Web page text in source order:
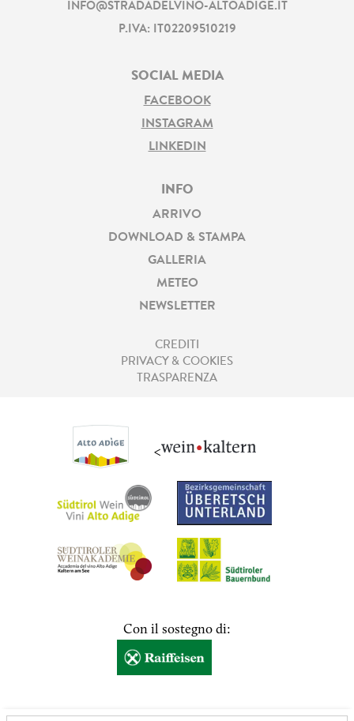
INFO@STRADADELVINO-ALTOADIGE.IT
P.IVA: IT02209510219
SOCIAL MEDIA
FACEBOOK
INSTAGRAM
LINKEDIN
INFO
ARRIVO
DOWNLOAD & STAMPA
GALLERIA
METEO
NEWSLETTER
CREDITI
PRIVACY & COOKIES
TRASPARENZA
<
Con il sostegno di: